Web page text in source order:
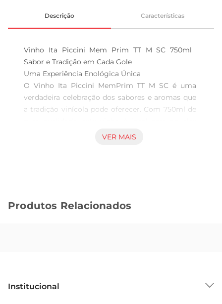
Descrição Características
Vinho Ita Piccini Mem Prim TT M SC 750ml
Sabor e Tradição em Cada Gole
Uma Experiência Enológica Única
O Vinho Ita Piccini MemPrim TT M SC é uma
verdadeira celebração dos sabores e aromas que
a tradição vinícola pode oferecer. Com 750ml de
que apreciam momentos especiais, seja em uma
Características Principais
versatilidade, harmonizando perfeitamente com
VER MAIS
Produtos Relacionados
Institucional